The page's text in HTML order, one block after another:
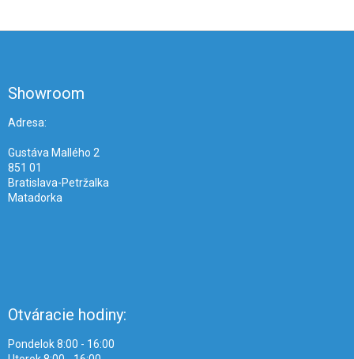
Showroom
Adresa:
Gustáva Mallého 2
851 01
Bratislava-Petržalka
Matadorka
Otváracie hodiny:
Pondelok 8:00 - 16:00